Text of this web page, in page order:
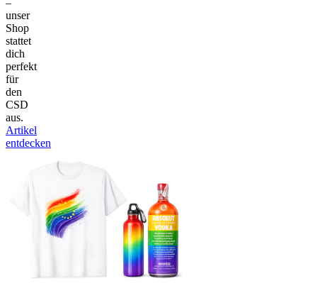
unser
Shop
stattet
dich
perfekt
für
den
CSD
aus.
Artikel
entdecken